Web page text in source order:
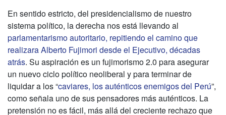
En sentido estricto, del presidencialismo de nuestro
sistema político, la derecha nos está llevando al
parlamentarismo autoritario, repitiendo el camino que
realizara Alberto Fujimori desde el Ejecutivo, décadas
atrás. Su aspiración es un fujimorismo 2.0 para asegurar
un nuevo ciclo político neoliberal y para terminar de
liquidar a los “caviares, los auténticos enemigos del Perú”,
como señala uno de sus pensadores más auténticos. La
pretensión no es fácil, más allá del creciente rechazo que